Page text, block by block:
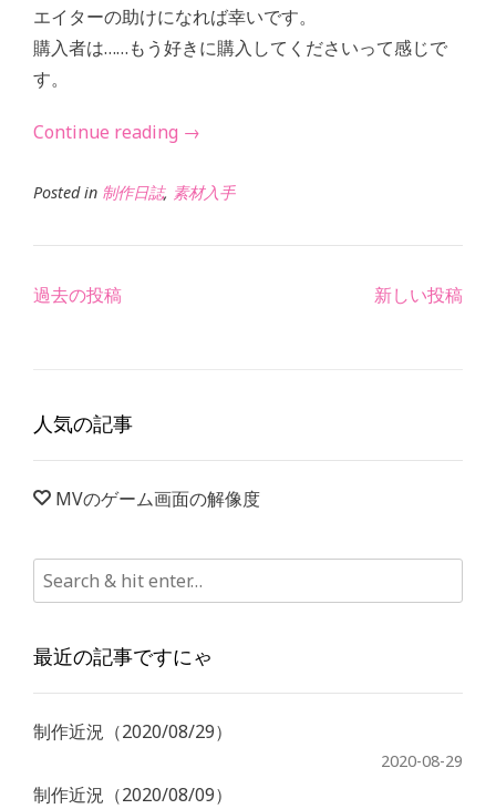
エイターの助けになれば幸いです。
購入者は……もう好きに購入してくださいって感じで
す。
Continue reading “購
者
ト
ク
攻
→
Posted in 制作日誌, 素材入手
投
ゲ
シ
ョ
過去の投稿 新しい投稿
人気の記事
MVのゲーム画面の解像度
最近の記事ですにゃ
制作近況（2020/08/29）
2020-08-29
制作近況（2020/08/09）